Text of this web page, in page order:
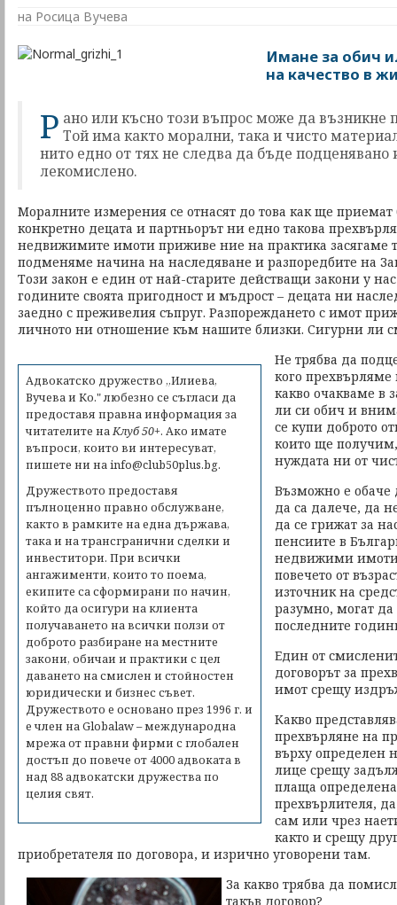
на Росица Вучева
Имане за обич
на качество в
Р ано или късно този въпрос може да възникне
Той има както морални, така и чисто
нито едно от тях не следва да бъде
лекомислено.
Моралните измерения се отнасят до това как ще
конкретно децата и партньорът ни едно такова
недвижимите имоти приживе ние на практика засягаме
подменяме начина на наследяване и разпоредбите на
Този закон е един от най-старите действащи закони у
годините своята пригодност и мъдрост – децата ни
заедно с преживелия съпруг. Разпореждането с имот
личното ни отношение към нашите близки. Сигурни ли
Адвокатско дружество „Илиева,
Вучева и Ко." любезно се съгласи да
предоставя правна информация за
читателите наКлуб 50+. Ако имате
въпроси, които ви интересуват,
пишете ни наinfo@club50plus.bg.
Дружеството предоставя
пълноценно правно обслужване,
както в рамките на една държава,
така и на трансгранични сделки и
инвеститори. При всички
ангажименти, които то поема,
екипите са сформирани по начин,
който да осигури на клиента
получаването на всички ползи от
доброто разбиране на местните
закони, обичаи и практики с цел
даването на смислен и стойностен
юридически и бизнес съвет.
Дружеството е основано през 1996 г. и
е член на Globalaw – международна
мрежа от правни фирми с глобален
достъп до повече от 4000 адвоката в
над 88 адвокатски дружества по
целия свят.
Не трябва да
кого
какво очакваме в
ли си обич и
се купи доброто
които ще
нуждата ни от
Възможно е
да са далече, да
да се грижат за
пенсиите в
недвижими имоти,
повечето от
източник на
разумно, могат
последните
Един от
договорът за
имот срещу
Какво
прехвърляне на
върху определен
лице срещу
плаща
прехвърлителя,
сам или чрез
както и срещу
приобретателя по договора, и изрично уговорени там.
За какво трябва да
такъв договор?